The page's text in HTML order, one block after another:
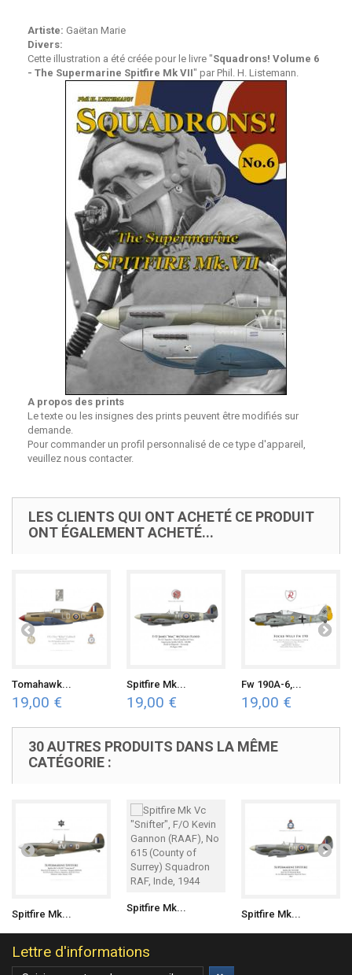
Artiste: Gaëtan Marie
Divers:
Cette illustration a été créée pour le livre "Squadrons! Volume 6
- The Supermarine Spitfire Mk VII" par Phil. H. Listemann.
A propos des prints
Le texte ou les insignes des prints peuvent être modifiés sur
demande.
Pour commander un profil personnalisé de ce type d'appareil,
veuillez nous contacter.
LES CLIENTS QUI ONT ACHETÉ CE PRODUIT
ONT ÉGALEMENT ACHETÉ...
Tomahawk...
19,00 €
Spitfire Mk...
19,00 €
Fw 190A-6,...
19,00 €
30 AUTRES PRODUITS DANS LA MÊME
CATÉGORIE :
Spitfire Mk...
Spitfire Mk...
Spitfire Mk...
Lettre d'informations